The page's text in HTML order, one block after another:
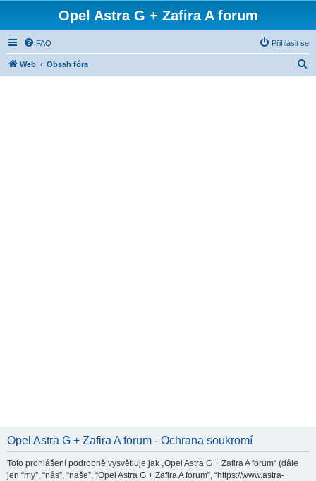
Opel Astra G + Zafira A forum
FAQ Přihlásit se
Web Obsah fóra
Opel Astra G + Zafira A forum - Ochrana soukromí
Toto prohlášení podrobně vysvětluje jak „Opel Astra G + Zafira A forum“ (dále
jen “my”, “nás”, “naše”, “Opel Astra G + Zafira A forum”, “https://www.astra-